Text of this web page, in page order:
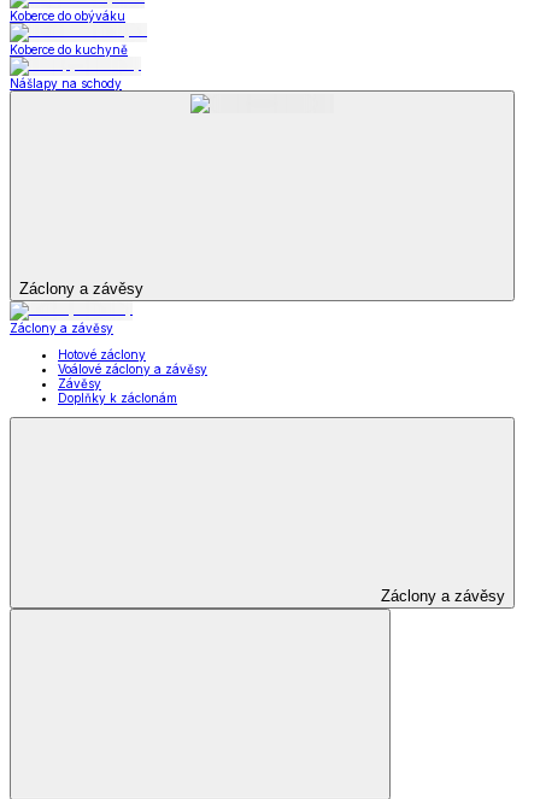
Koberce do obýváku
Koberce do kuchyně
Nášlapy na schody
Záclony a závěsy
Záclony a závěsy
Hotové záclony
Voálové záclony a závěsy
Závěsy
Doplňky k záclonám
Záclony a závěsy